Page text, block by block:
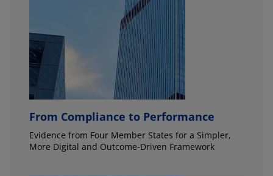
From Compliance to Performance
Evidence from Four Member States for a Simpler,
More Digital and Outcome-Driven Framework